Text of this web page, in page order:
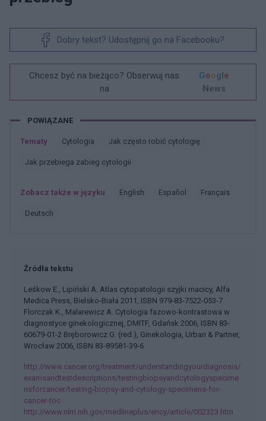
Dobry tekst? Udostępnij go na Facebooku?
Chcesz być na bieżąco? Obserwuj nas
na
Google
News
POWIĄZANE
Tematy Cytologia Jak często robić cytologię
Jak przebiega zabieg cytologii
Zobacz także w języku english español français
deutsch
Źródła tekstu
Leśkow E., Lipiński A. Atlas cytopatologii szyjki macicy, Alfa
Medica Press, Bielsko-Biała 2011, ISBN 979-83-7522-053-7
Florczak K., Malarewicz A. Cytologia fazowo-kontrastowa w
diagnostyce ginekologicznej, DMITF, Gdańsk 2006, ISBN 83-
60679-01-2 Bręborowicz G. (red.), Ginekologia, Urban & Partner,
Wrocław 2006, ISBN 83-89581-39-6
http://www.cancer.org/treatment/understandingyourdiagnosis/
examsandtestdescriptions/testingbiopsyandcytologyspecime
nsforcancer/testing-biopsy-and-cytology-specimens-for-
cancer-toc
http://www.nlm.nih.gov/medlineplus/ency/article/002323.htm